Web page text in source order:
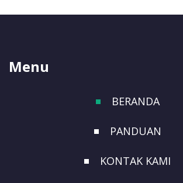
Menu
BERANDA
PANDUAN
KONTAK KAMI